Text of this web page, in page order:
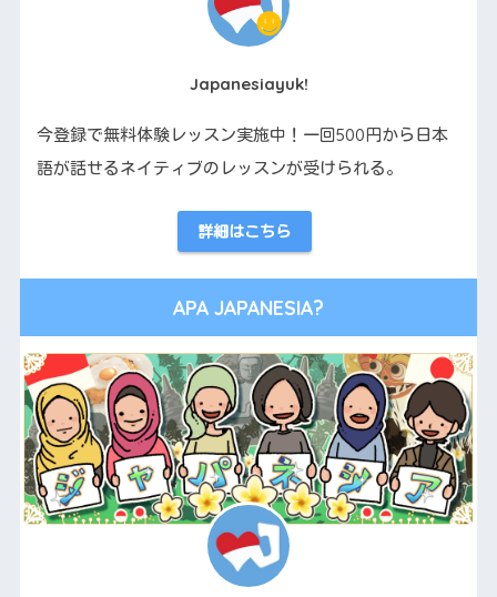
Japanesiayuk!
今登録で無料体験レッスン実施中！一回500円から日本
語が話せるネイティブのレッスンが受けられる。
詳細はこちら
APA JAPANESIA?